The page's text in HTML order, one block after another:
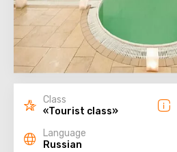
Class
«Tourist class»
Language
Russian